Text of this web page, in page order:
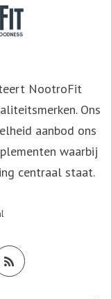
NootroFit
Ons
aanbod ons
waarbij
centraal staat.